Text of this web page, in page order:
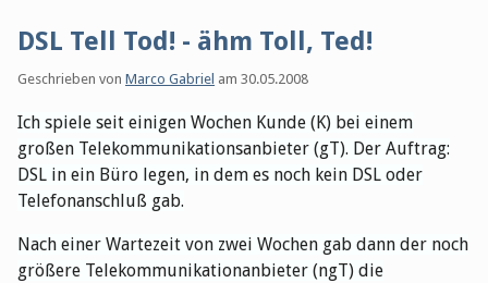
DSL Tell Tod! - ähm Toll, Ted!
Geschrieben von Marco Gabriel am 30.05.2008
Ich spiele seit einigen Wochen Kunde (K) bei einem
großen Telekommunikationsanbieter (gT). Der Auftrag:
DSL in ein Büro legen, in dem es noch kein DSL oder
Telefonanschluß gab.
Nach einer Wartezeit von zwei Wochen gab dann der noch
größere Telekommunikationanbieter (ngT) die